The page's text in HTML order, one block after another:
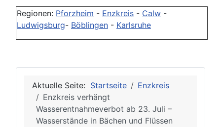
Regionen: Pforzheim - Enzkreis - Calw -
Ludwigsburg- Böblingen - Karlsruhe
Aktuelle Seite: Startseite
Enzkreis
Enzkreis verhängt
Wasserentnahmeverbot ab 23. Juli –
Wasserstände in Bächen und Flüssen